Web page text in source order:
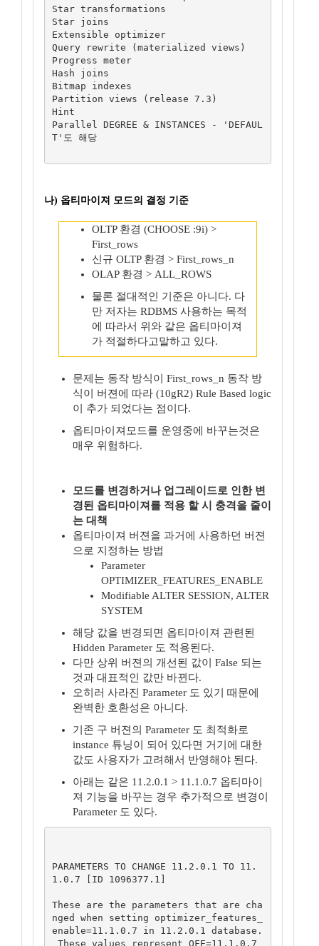
Star transformations
Star joins
Extensible optimizer
Query rewrite (materialized views)
Progress meter
Hash joins
Bitmap indexes
Partition views (release 7.3)
Hint
Parallel DEGREE & INSTANCES - 'DEFAUL
T'도 해당
나) 옵티마이져 모드의 결정 기준
OLTP 환경 (CHOOSE :9i) >
First_rows
신규 OLTP 환경 > First_rows_n
OLAP 환경 > ALL_ROWS
물론 절대적인 기준은 아니다. 다
만 저자는 RDBMS 사용하는 목적
에 따라서 위와 같은 옵티마이져
가 적절하다고말하고 있다.
문제는 동작 방식이 First_rows_n 동작 방
식이 버젼에 따라 (10gR2) Rule Based logic
이 추가 되었다는 점이다.
옵티마이져모드를 운영중에 바꾸는것은
매우 위험하다.
모드를 변경하거나 업그레이드로 인한 변
경된 옵티마이져를 적용 할 시 충격을 줄이
는 대책
옵티마이져 버젼을 과거에 사용하던 버젼
으로 지정하는 방법
Parameter
OPTIMIZER_FEATURES_ENABLE
Modifiable ALTER SESSION, ALTER
SYSTEM
해당 값을 변경되면 옵티마이져 관련된
Hidden Parameter 도 적용된다.
다만 상위 버젼의 개선된 값이 False 되는
것과 대표적인 값만 바뀐다.
오히러 사라진 Parameter 도 있기 때문에
완벽한 호환성은 아니다.
기존 구 버젼의 Parameter 도 최적화로
instance 튜닝이 되어 있다면 거기에 대한
값도 사용자가 고려해서 반영해야 된다.
아래는 같은 11.2.0.1 > 11.1.0.7 옵티마이
져 기능을 바꾸는 경우 추가적으로 변경이
Parameter 도 있다.
PARAMETERS TO CHANGE 11.2.0.1 TO 11.
1.0.7 [ID 1096377.1]
These are the parameters that are cha
nged when setting optimizer_features_
enable=11.1.0.7 in 11.2.0.1 database.